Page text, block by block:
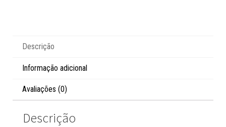
Descrição
Informação adicional
Avaliações (0)
Descrição